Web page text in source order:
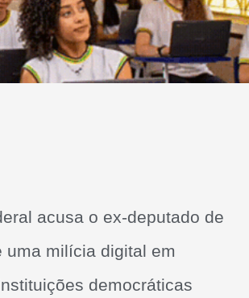
acusa o ex-deputado de
uma milícia digital em
democráticas